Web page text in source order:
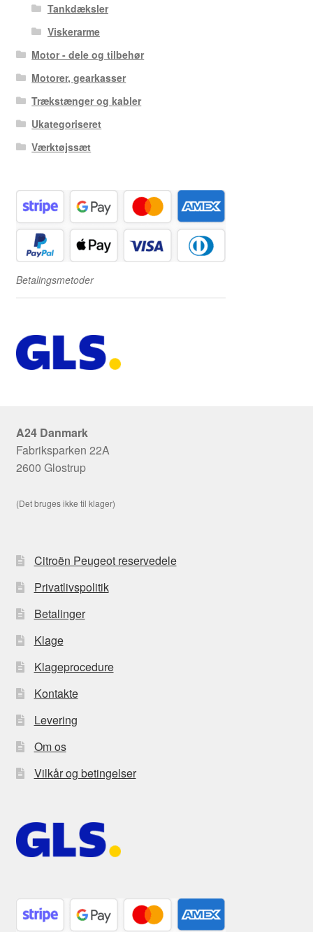
Tankdæksler
Viskerarme
Motor - dele og tilbehør
Motorer, gearkasser
Trækstænger og kabler
Ukategoriseret
Værktøjssæt
Betalingsmetoder
A24 Danmark
Fabriksparken 22A
2600 Glostrup
(Det bruges ikke til klager)
Citroën Peugeot reservedele
Privatlivspolitik
Betalinger
Klage
Klageprocedure
Kontakte
Levering
Om os
Vilkår og betingelser